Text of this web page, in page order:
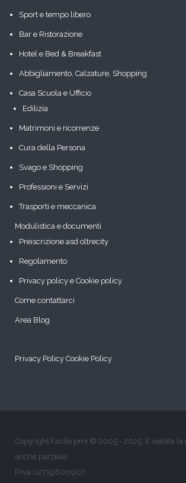
Sport e tempo libero
Bar e Ristorazione
Hotel e Bed & Breakfast
Abbigliamento, Calzature, Shopping
Casa Scuola e Ufficio
Edilizia
Matrimoni e ricorrenze
Cura della Persona
Svago e Shopping
Professioni e Servizi
Trasporti e meccanica
Modulistica e documenti
Preiscrizione asd oltrecity
Regolamento
Privacy policy e Cookie policy
Come contattarci
Area Blog
Privacy Policy Cookie Policy
Copyright Facile pmi © 2005 - 2025. È vietata la
anche parziale
P.Iva 02759600907